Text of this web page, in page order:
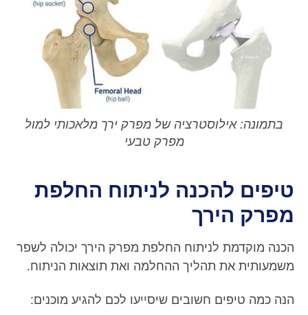
בתמונה: אילוסטרציה של מפרק ירך מלאכותי למול
מפרק טבעי
טיפים להכנה לניתוח החלפת
מפרק הירך
הכנה מוקדמת לניתוח החלפת מפרק הירך יכולה לשפר
משמעותית את תהליך ההחלמה ואת תוצאות הניתוח.
הנה כמה טיפים חשובים שיסייעו לכם להגיע מוכנים: